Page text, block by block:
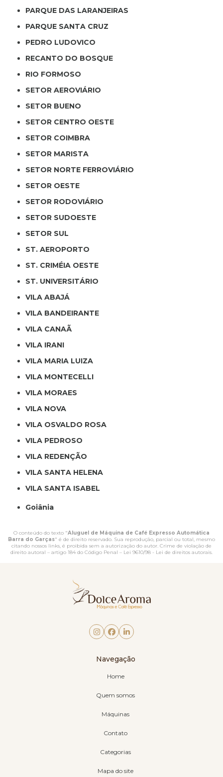
PARQUE DAS LARANJEIRAS
PARQUE SANTA CRUZ
PEDRO LUDOVICO
RECANTO DO BOSQUE
RIO FORMOSO
SETOR AEROVIÁRIO
SETOR BUENO
SETOR CENTRO OESTE
SETOR COIMBRA
SETOR MARISTA
SETOR NORTE FERROVIÁRIO
SETOR OESTE
SETOR RODOVIÁRIO
SETOR SUDOESTE
SETOR SUL
ST. AEROPORTO
ST. CRIMÉIA OESTE
ST. UNIVERSITÁRIO
VILA ABAJÁ
VILA BANDEIRANTE
VILA CANAÃ
VILA IRANI
VILA MARIA LUIZA
VILA MONTECELLI
VILA MORAES
VILA NOVA
VILA OSVALDO ROSA
VILA PEDROSO
VILA REDENÇÃO
VILA SANTA HELENA
VILA SANTA ISABEL
Goiânia
O conteúdo do texto "Aluguel de Máquina de Café Expresso Automática
Barra do Garças" é de direito reservado. Sua reprodução, parcial ou total, mesmo
citando nossos links, é proibida sem a autorização do autor. Crime de violação de
direito autoral – artigo 184 do Código Penal – Lei 9610/98 - Lei de direitos autorais.
Navegação
Home
Quem somos
Máquinas
Contato
Categorias
Mapa do site